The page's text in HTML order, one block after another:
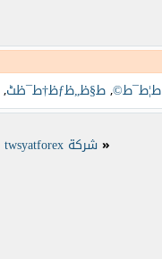
,ط§ظ„ظƒظ†ط¯ظٹ ,
«شركة twsyatforex